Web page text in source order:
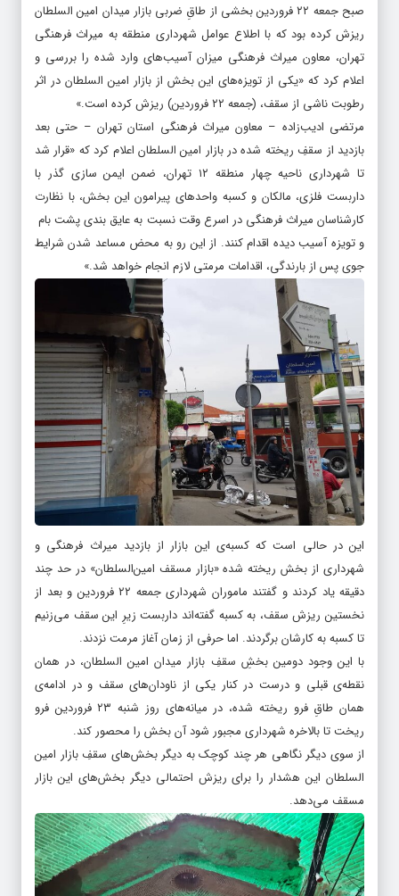
صبح جمعه ۲۲ فروردین بخشی از طاقِ ضربی بازار میدان امین السلطان
ریزش کرده بود که با اطلاع عوامل شهرداری منطقه به میراث فرهنگی
تهران، معاون میراث فرهنگی میزان آسیب‌های وارد شده را بررسی و
اعلام کرد که «یکی از تویزه‌های این بخش از بازار امین السلطان در اثر
رطوبت ناشی از سقف، (جمعه ۲۲ فروردین) ریزش کرده است.»
مرتضی ادیب‌زاده – معاون میراث فرهنگی استان تهران – حتی بعد
بازدید از سقفِ ریخته شده در بازار امین السلطان اعلام کرد که «قرار شد
تا شهرداری ناحیه چهار منطقه ۱۲ تهران، ضمن ایمن سازی گذر با
داربست فلزی، مالکان و کسبه واحدهای پیرامون این بخش، با نظارت
کارشناسان میراث فرهنگی در اسرع وقت نسبت به عایق بندی پشت بام
و تویزه آسیب دیده اقدام کنند. از این رو به محض مساعد شدن شرایط
جوی پس از بارندگی، اقدامات مرمتی لازم انجام خواهد شد.»
این در حالی است که کسبه‌ی این بازار از بازدید میراث فرهنگی و
شهرداری از بخش ریخته شده «بازار مسقف امین‌السلطان» در حد چند
دقیقه یاد کردند و گفتند ماموران شهرداری جمعه ۲۲ فروردین و بعد از
نخستین ریزش سقف، به کسبه گفته‌اند داربست زیرِ این سقف می‌زنیم
تا کسبه به کارشان برگردند. اما حرفی از زمان آغاز مرمت نزدند.
با این وجود دومین بخشِ سقفِ بازار میدان امین السلطان، در همان
نقطه‌ی قبلی و درست در کنار یکی از ناودان‌های سقف و در ادامه‌ی
همان طاقِ فرو ریخته شده، در میانه‌های روز شنبه ۲۳ فروردین فرو
ریخت تا بالاخره شهرداری مجبور شود آن بخش را محصور کند.
از سوی دیگر نگاهی هر چند کوچک به دیگر بخش‌های سقفِ بازار امین
السلطان این هشدار را برای ریزش احتمالی دیگر بخش‌های این بازار
مسقف می‌دهد.